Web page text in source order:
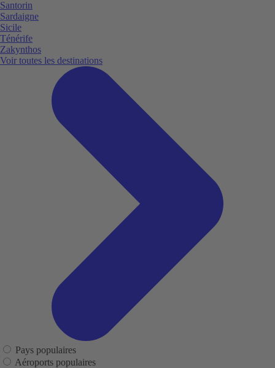
Santorin
Sardaigne
Sicile
Ténérife
Zakynthos
Voir toutes les destinations
Pays populaires
Aéroports populaires